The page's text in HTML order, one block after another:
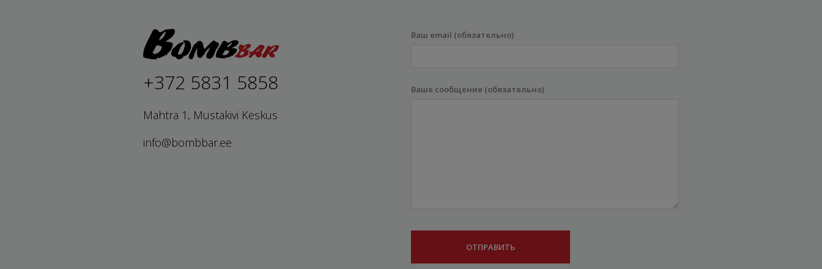
+372 5831 5858
Mahtra 1, Mustakivi Keskus
info@bombbar.ee
Ваш email (обязательно)
Ваше сообщение (обязательно)